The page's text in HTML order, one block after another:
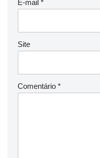
E-mail *
Site
Comentário *